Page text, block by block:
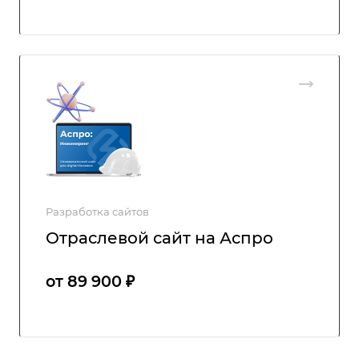
Разработка сайтов
Отраслевой сайт на Аспро
от 89 900 ₽